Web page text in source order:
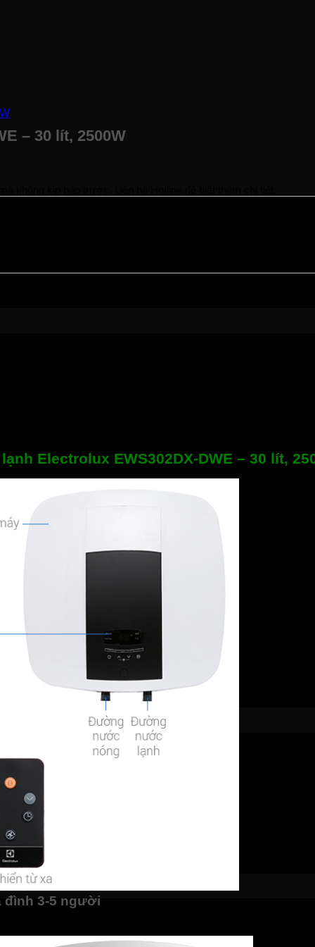
– 30 lít, 2500W
không kịp báo trước. Liên hệ Hotline để biết thêm chi tiết.
hàng.
Electrolux EWS302DX-DWE – 30 lít,
3-5 người
đi cùng sắc trắng trung tính sẽ dễ dàng kết hợp với mọi
là một tùy chọn vô cùng hoàn hảo.